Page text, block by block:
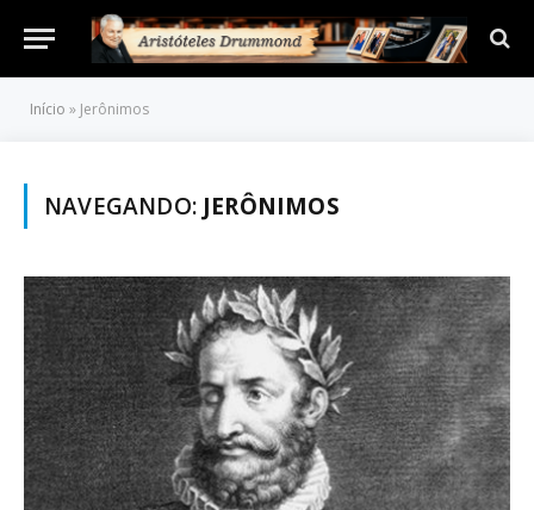
Início » Jerônimos
NAVEGANDO: JERÔNIMOS